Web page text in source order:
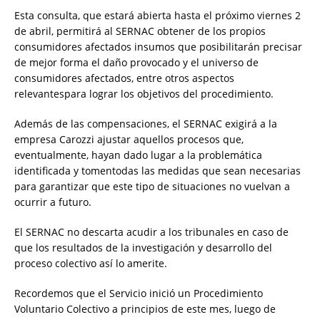
Esta consulta, que estará abierta hasta el próximo viernes 2
de abril, permitirá al SERNAC obtener de los propios
consumidores afectados insumos que posibilitarán precisar
de mejor forma el daño provocado y el universo de
consumidores afectados, entre otros aspectos
relevantespara lograr los objetivos del procedimiento.
Además de las compensaciones, el SERNAC exigirá a la
empresa Carozzi ajustar aquellos procesos que,
eventualmente, hayan dado lugar a la problemática
identificada y tomentodas las medidas que sean necesarias
para garantizar que este tipo de situaciones no vuelvan a
ocurrir a futuro.
El SERNAC no descarta acudir a los tribunales en caso de
que los resultados de la investigación y desarrollo del
proceso colectivo así lo amerite.
Recordemos que el Servicio inició un Procedimiento
Voluntario Colectivo a principios de este mes, luego de